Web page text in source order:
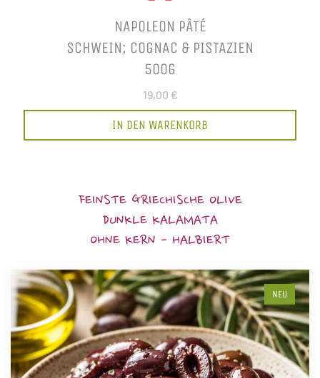
NAPOLEON PÂTÉ
SCHWEIN; COGNAC & PISTAZIEN
500G
19,00 €
IN DEN WARENKORB
FEINSTE GRIECHISCHE OLIVE
DUNKLE KALAMATA
OHNE KERN - HALBIERT
NEU